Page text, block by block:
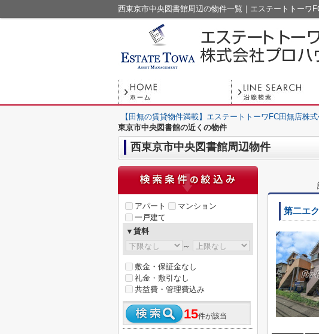
西東京市中央図書館周辺の物件一覧｜エステートトーワ
【田無の賃貸物件満載】エステートトーワFC田無店株
東京市中央図書館の近くの物件
西東京市中央図書館周辺物件
第二エ
アパート
マンション
一戸建て
▼賃料
～
敷金・保証金なし
礼金・敷引なし
共益費・管理費込み
15件が該当